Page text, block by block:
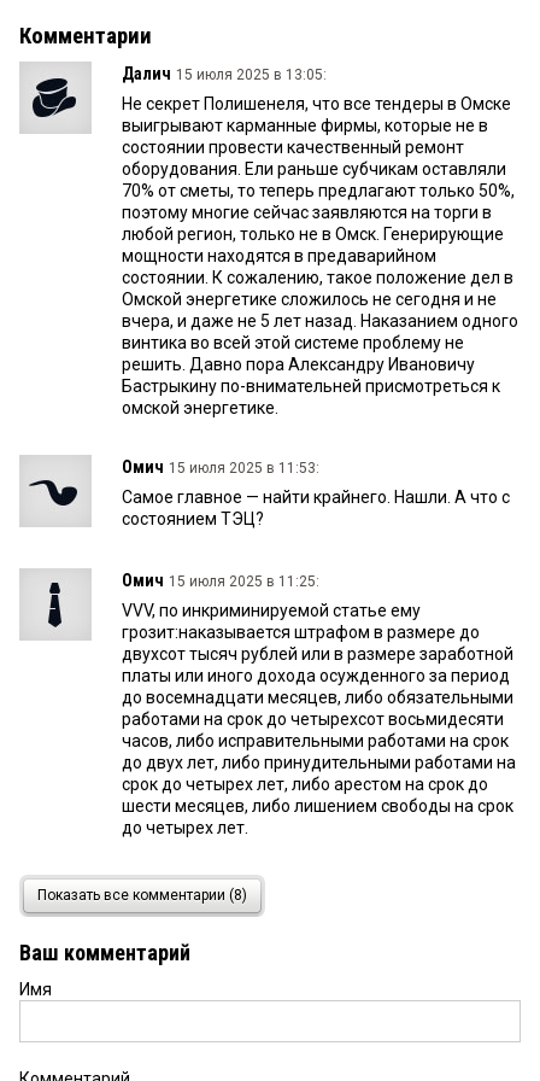
Комментарии
Далич 15 июля 2025 в 13:05:
Не секрет Полишенеля, что все тендеры в Омске
выигрывают карманные фирмы, которые не в
состоянии провести качественный ремонт
оборудования. Ели раньше субчикам оставляли
70% от сметы, то теперь предлагают только 50%,
поэтому многие сейчас заявляются на торги в
любой регион, только не в Омск. Генерирующие
мощности находятся в предаварийном
состоянии. К сожалению, такое положение дел в
Омской энергетике сложилось не сегодня и не
вчера, и даже не 5 лет назад. Наказанием одного
винтика во всей этой системе проблему не
решить. Давно пора Александру Ивановичу
Бастрыкину по-внимательней присмотреться к
омской энергетике.
Омич 15 июля 2025 в 11:53:
Самое главное — найти крайнего. Нашли. А что с
состоянием ТЭЦ?
Омич 15 июля 2025 в 11:25:
VVV, по инкриминируемой статье ему
грозит:наказывается штрафом в размере до
двухсот тысяч рублей или в размере заработной
платы или иного дохода осужденного за период
до восемнадцати месяцев, либо обязательными
работами на срок до четырехсот восьмидесяти
часов, либо исправительными работами на срок
до двух лет, либо принудительными работами на
срок до четырех лет, либо арестом на срок до
шести месяцев, либо лишением свободы на срок
до четырех лет.
Seregas 15 июля 2025 в 01:58:
Обычная практика. Бюджетная кормушка и свои
прилипалы. Не свистнул бы рак, жили бы и не
тужили.
на ТЭЦ с оборудованием. Зима не за горами,
Показать все комментарии (8)
Ваш комментарий
Имя